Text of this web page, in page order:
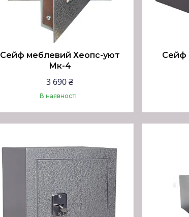
Сейф меблевий Хеопс-уют
Мк-4
3 690 ₴
В наявності
Сейф